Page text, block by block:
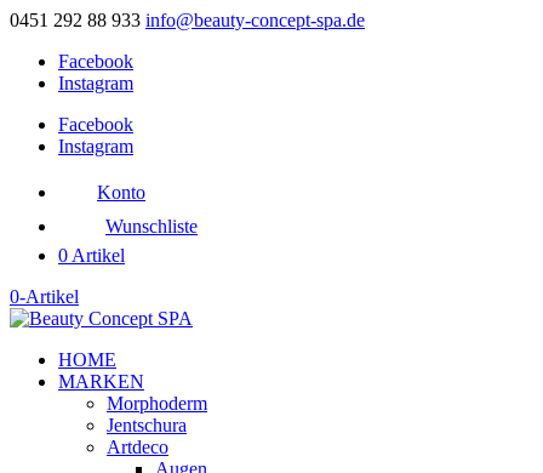
0451 292 88 933 info@beauty-concept-spa.de
Facebook
Instagram
Facebook
Instagram
Konto
Wunschliste
0 Artikel
0-Artikel
HOME
MARKEN
Morphoderm
Jentschura
Artdeco
Augen